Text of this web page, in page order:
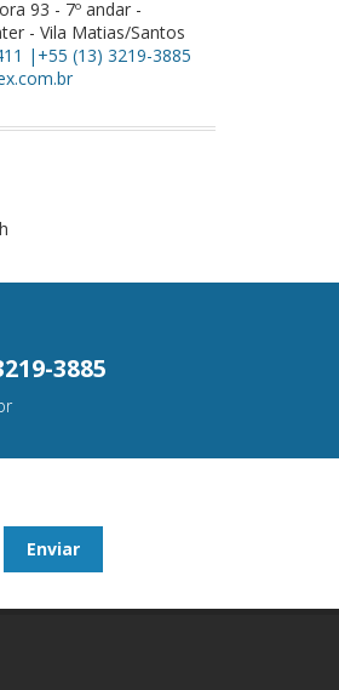
93 - 7º andar -
- Vila Matias/Santos
|+55 (13) 3219-3885
3885